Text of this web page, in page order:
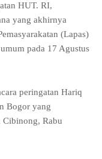
HUT. RI,
yang akhirnya
(Lapas)
pada 17 Agustus
peringatan Hariq
Bogor yang
Cibinong, Rabu